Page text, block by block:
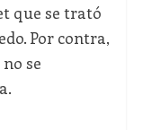
que se trató
Por contra,
se